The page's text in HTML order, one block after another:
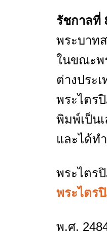
รัชกาลที่
พระบาท
ในขณะพ
ต่างประ
พระไตร
พิมพ์เป็น
และได้ท
พระไตร
พระไตร
พ.ศ.